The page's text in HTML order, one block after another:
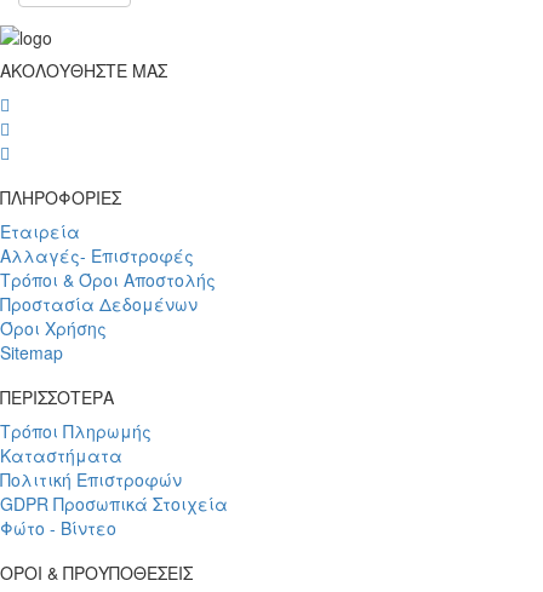
ΑΚΟΛΟΥΘΗΣΤΕ ΜΑΣ
wish
wish
wish
ΠΛΗΡΟΦΟΡΙΕΣ
Εταιρεία
Αλλαγές- Επιστροφές
Τρόποι & Όροι Αποστολής
Προστασία Δεδομένων
Όροι Χρήσης
Sitemap
ΠΕΡΙΣΣΟΤΕΡΑ
Τρόποι Πληρωμής
Καταστήματα
Πολιτική Επιστροφών
GDPR Προσωπικά Στοιχεία
Φώτο - Βίντεο
ΟΡΟΙ & ΠΡΟΥΠΟΘΕΣΕΙΣ